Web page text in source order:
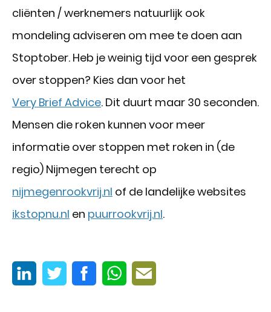
cliënten / werknemers natuurlijk ook
mondeling adviseren om mee te doen aan
Stoptober. Heb je weinig tijd voor een gesprek
over stoppen? Kies dan voor het
Very Brief Advice. Dit duurt maar 30 seconden.
Mensen die roken kunnen voor meer
informatie over stoppen met roken in (de
regio) Nijmegen terecht op
nijmegenrookvrij.nl of de landelijke websites
ikstopnu.nl en puurrookvrij.nl.